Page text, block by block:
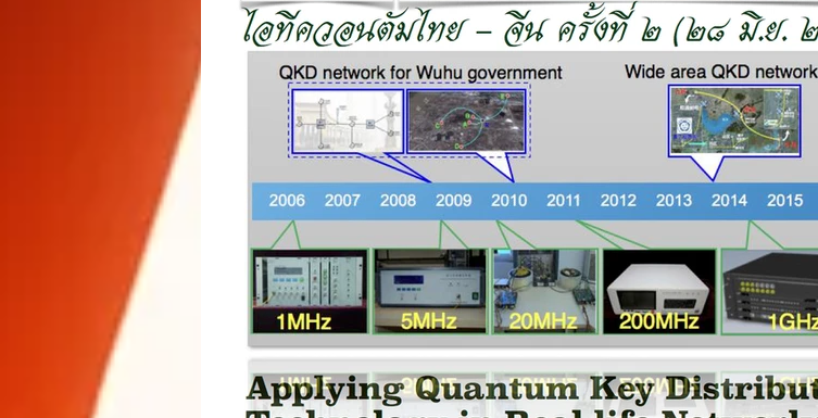
Quantum Cryptography Product FactCheck Policy The Old Days
Milestones Quote บทเรียนสอน(ใจ)ไทย publication-patent-prototype
รางวัลวิทยาศาสตร์และเทคโนโลยี Quantum Biology International Day of Light
Seminar & Conference Dinner Talk